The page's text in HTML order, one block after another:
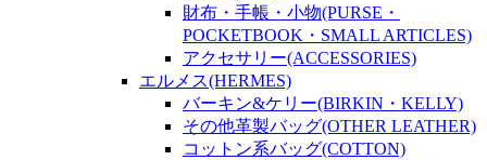
財布・手帳・小物(PURSE・
POCKETBOOK・SMALL ARTICLES)
アクセサリー(ACCESSORIES)
エルメス(HERMES)
バーキン&ケリー(BIRKIN・KELLY)
その他革製バッグ(OTHER LEATHER)
コットン系バッグ(COTTON)